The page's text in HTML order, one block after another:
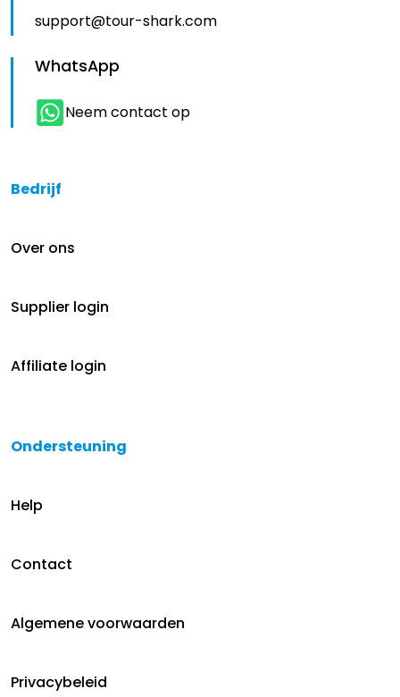
support@tour-shark.com
WhatsApp
Neem contact op
Bedrijf
Over ons
Supplier login
Affiliate login
Ondersteuning
Help
Contact
Algemene voorwaarden
Privacybeleid